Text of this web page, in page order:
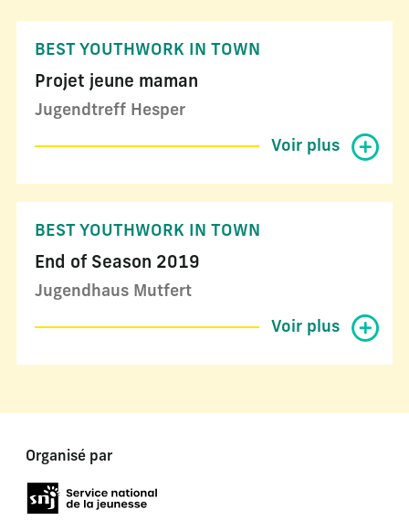
BEST YOUTHWORK IN TOWN
Projet jeune maman
Jugendtreff Hesper
Voir plus
BEST YOUTHWORK IN TOWN
End of Season 2019
Jugendhaus Mutfert
Voir plus
Organisé par